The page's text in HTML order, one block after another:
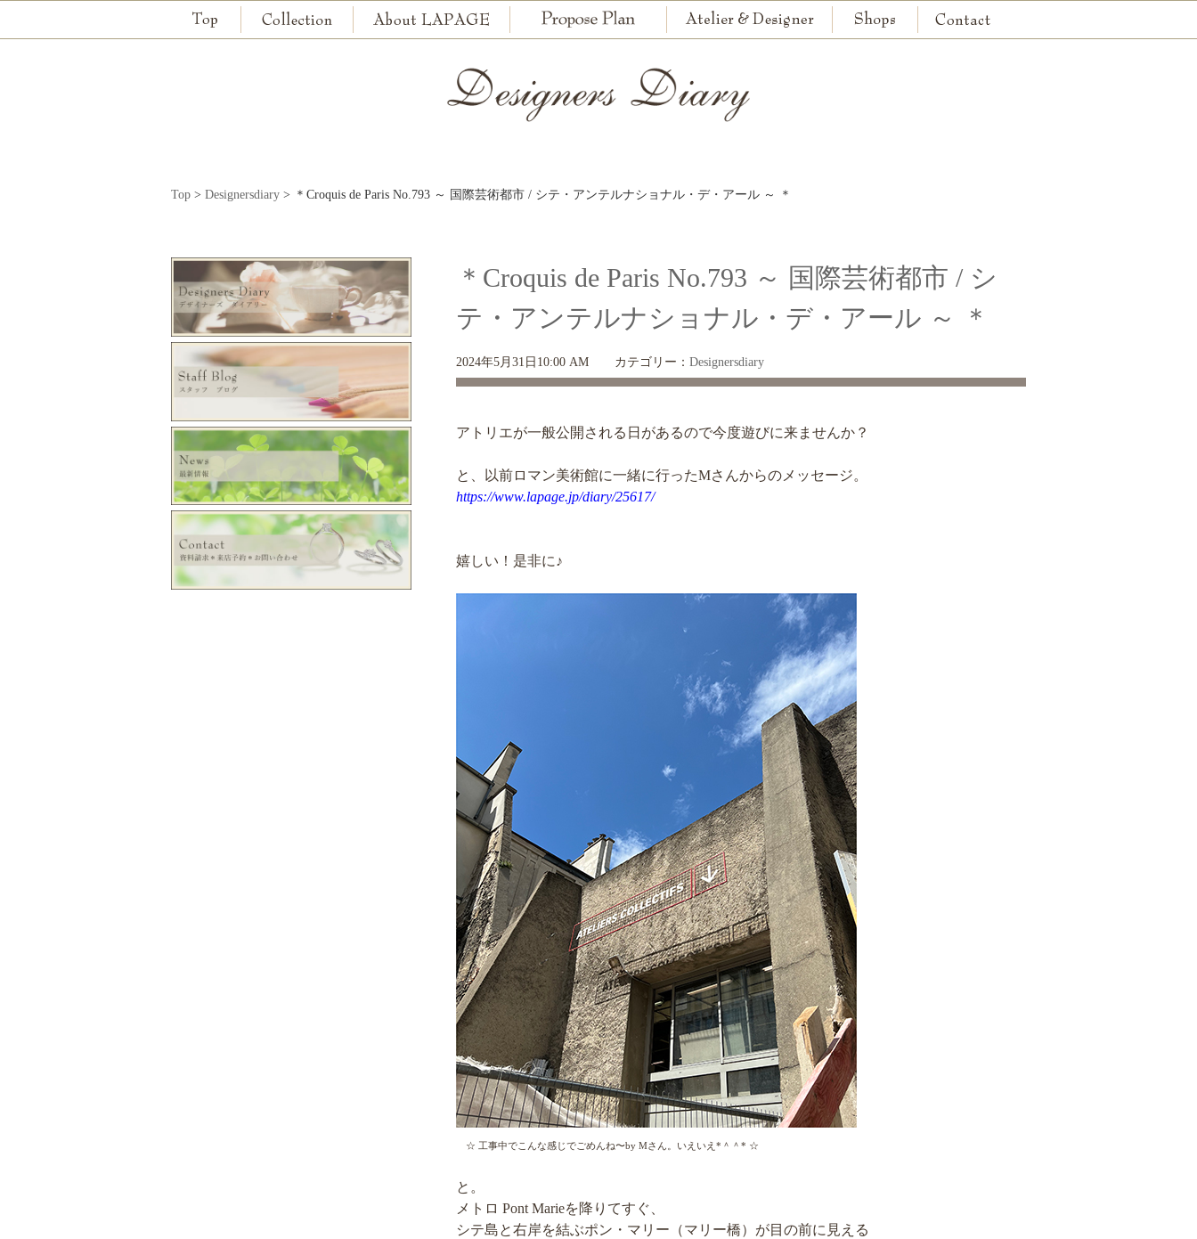
京都本店
神戸本店
Top > Designersdiary > ＊Croquis de Paris No.793 ～ 国際芸術都市 / シテ・アンテルナショナル・デ・アール ～ ＊
＊Croquis de Paris No.793 ～ 国際芸術都市 / シ
テ・アンテルナショナル・デ・アール ～ ＊
2024年5月31日10:00 AM カテゴリー： Designersdiary
アトリエが一般公開される日があるので今度遊びに来ませんか？
と、以前ロマン美術館に一緒に行ったMさんからのメッセージ。
https://www.lapage.jp/diary/25617/
嬉しい！是非に♪
☆ 工事中でこんな感じでごめんね〜by Mさん。いえいえ*＾＾* ☆
と。
メトロ Pont Marieを降りてすぐ、
シテ島と右岸を結ぶポン・マリー（マリー橋）が目の前に見える